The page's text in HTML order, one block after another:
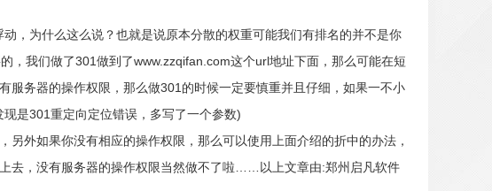
，为什么这么说？也就是说原本分散的权重可能我们有排名的并不是你
，我们做了301做到了www.zzqifan.com这个url地址下面，那么可能在短
务器的操作权限，那么做301的时候一定要慎重并且仔细，如果一不小
是301重定向定位错误，多写了一个参数)
外如果你没有相应的操作权限，那么可以使用上面介绍的折中的办法，
去，没有服务器的操作权限当然做不了啦……以上文章由:郑州启凡软件